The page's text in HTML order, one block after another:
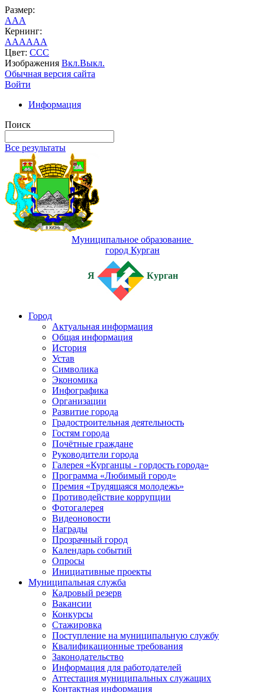
Размер:
AAA
Кернинг:
AAAAAA
Цвет: CCC
Изображения Вкл.Выкл.
Обычная версия сайта
Войти
Информация
Поиск
Все результаты
Муниципальное образование
город Курган
Я Курган
Город
Актуальная информация
Общая информация
История
Устав
Символика
Экономика
Инфографика
Организации
Развитие города
Градостроительная деятельность
Гостям города
Почётные граждане
Руководители города
Галерея «Курганцы - гордость города»
Программа «Любимый город»
Премия «Трудящаяся молодежь»
Противодействие коррупции
Фотогалерея
Видеоновости
Награды
Прозрачный город
Календарь событий
Опросы
Инициативные проекты
Муниципальная служба
Кадровый резерв
Вакансии
Конкурсы
Стажировка
Поступление на муниципальную службу
Квалификационные требования
Законодательство
Информация для работодателей
Аттестация муниципальных служащих
Контактная информация